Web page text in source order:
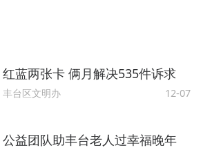
红蓝两张卡 俩月解决535件诉求
丰台区文明办 12-07
公益团队助丰台老人过幸福晚年